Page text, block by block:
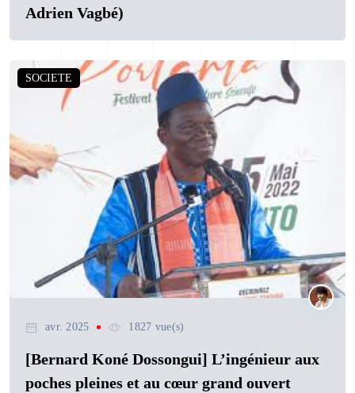
Adrien Vagbé)
SOCIETE
avr. 2025 1827 vue(s)
[Bernard Koné Dossongui] L’ingénieur aux
poches pleines et au cœur grand ouvert